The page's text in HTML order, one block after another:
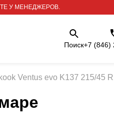
У МЕНЕДЖЕРОВ.
Поиск+7 (846)
Ventus evo K137 215/45